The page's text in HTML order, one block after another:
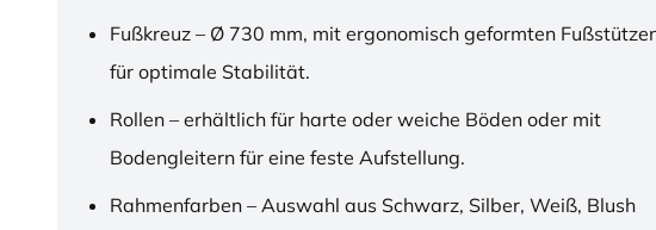
Fußkreuz – Ø 730 mm, mit ergonomisch geformten
für optimale Stabilität.
Rollen – erhältlich für harte oder weiche Böden oder mit
Bodengleitern für eine feste Aufstellung.
Rahmenfarben – Auswahl aus Schwarz, Silber, Weiß, Blush